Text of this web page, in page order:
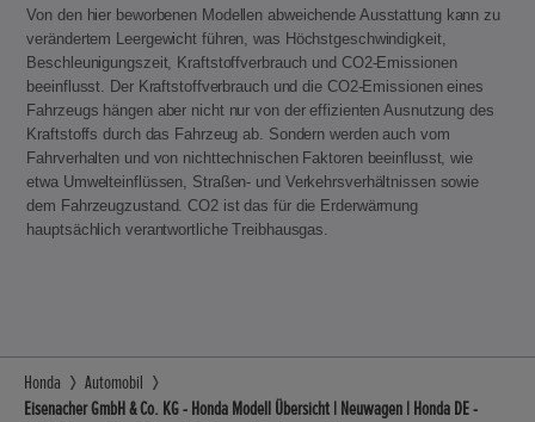
Von den hier beworbenen Modellen abweichende Ausstattung kann zu
verändertem Leergewicht führen, was Höchstgeschwindigkeit,
Beschleunigungszeit, Kraftstoffverbrauch und CO2-Emissionen
beeinflusst. Der Kraftstoffverbrauch und die CO2-Emissionen eines
Fahrzeugs hängen aber nicht nur von der effizienten Ausnutzung des
Kraftstoffs durch das Fahrzeug ab. Sondern werden auch vom
Fahrverhalten und von nichttechnischen Faktoren beeinflusst, wie
etwa Umwelteinflüssen, Straßen- und Verkehrsverhältnissen sowie
dem Fahrzeugzustand. CO2 ist das für die Erderwärmung
hauptsächlich verantwortliche Treibhausgas.
Honda
Automobil
Eisenacher GmbH & Co. KG - Honda Modell Übersicht | Neuwagen | Honda DE -